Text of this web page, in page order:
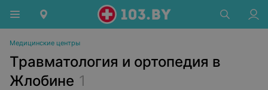
Медицинские центры
Травматология и ортопедия в
Жлобине 1